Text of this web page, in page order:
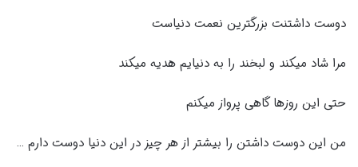
دوست داشتنت بزرگترین نعمت دنیاست
مرا شاد میکند و لبخند را به دنیایم هدیه میکند
حتی این روزها گاهی پرواز میکنم
من این دوست داشتن را بیشتر از هر چیز در این دنیا دوست دارم …